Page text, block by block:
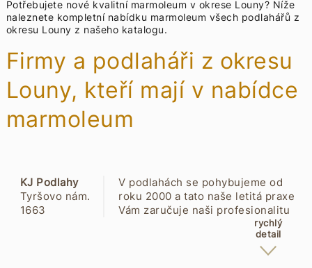
Potřebujete nové kvalitní marmoleum v okrese Louny? Níže
naleznete kompletní nabídku marmoleum všech podlahářů z
okresu Louny z našeho katalogu.
Firmy a podlaháři z okresu
Louny, kteří mají v nabídce
marmoleum
KJ Podlahy
Tyršovo nám.
1663
V podlahách se pohybujeme od
roku 2000 a tato naše letitá praxe
Vám zaručuje naši profesionalitu
.Zákazník je u nás vždy na prvním
poradenství , pomoc s výběrem
rychlý
detail